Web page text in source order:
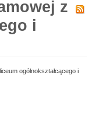
z
i
ogólnokształcącego i